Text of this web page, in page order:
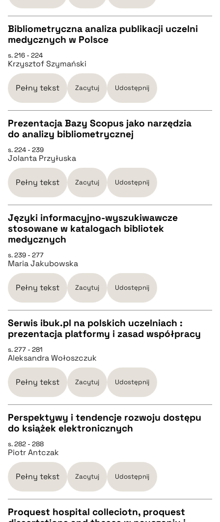
pobierz cytat
CZYSTY TEKST
pobierz cytat
BIBTEX
pobierz cytat
Bibliometryczna analiza publikacji uczelni
medycznych w Polsce
s. 216 - 224
Krzysztof Szymański
Pełny tekst Zacytuj Udostępnij
CZYSTY TEKST
pobierz cytat
BIBTEX
pobierz cytat
Prezentacja Bazy Scopus jako narzędzia
do analizy bibliometrycznej
s. 224 - 239
Jolanta Przyłuska
Pełny tekst Zacytuj Udostępnij
CZYSTY TEKST
pobierz cytat
BIBTEX
pobierz cytat
Języki informacyjno-wyszukiwawcze
stosowane w katalogach bibliotek
medycznych
s. 239 - 277
Maria Jakubowska
Pełny tekst Zacytuj Udostępnij
CZYSTY TEKST
pobierz cytat
BIBTEX
pobierz cytat
Serwis ibuk.pl na polskich uczelniach :
prezentacja platformy i zasad współpracy
s. 277 - 281
Aleksandra Wołoszczuk
Pełny tekst Zacytuj Udostępnij
CZYSTY TEKST
pobierz cytat
BIBTEX
Perspektywy i tendencje rozwoju dostępu
do książek elektronicznych
s. 282 - 288
Piotr Antczak
Pełny tekst Zacytuj Udostępnij
Proquest hospital colleciotn, proquest